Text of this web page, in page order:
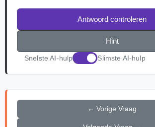
Antwoord controleren
Hint
Snelste AI-hulp Slimste AI-hulp
← Vorige Vraag